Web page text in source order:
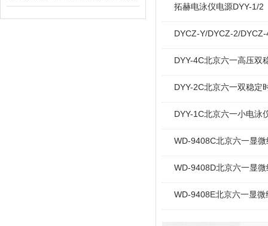
屏
拓赫电泳仪电源DYY-1/2
DYCZ-Y/DYCZ-2/
DYY-4C北京六一高压双
DYY-2C北京六一双稳定
DYY-1C北京六一小电泳
WD-9408C北京六一显
WD-9408D北京六一显
WD-9408E北京六一显